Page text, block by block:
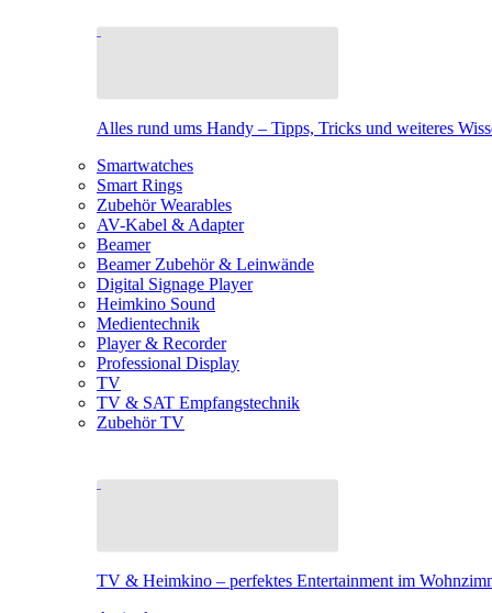
Alles rund ums Handy – Tipps, Tricks und weiteres
Smartwatches
Smart Rings
Zubehör Wearables
AV-Kabel & Adapter
Beamer
Beamer Zubehör & Leinwände
Digital Signage Player
Heimkino Sound
Medientechnik
Player & Recorder
Professional Display
TV
TV & SAT Empfangstechnik
Zubehör TV
TV & Heimkino – perfektes Entertainment im